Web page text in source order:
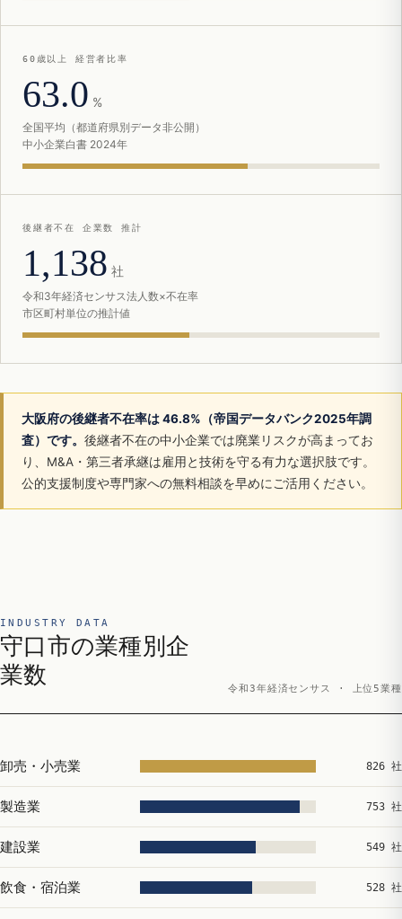
60歳以上 経営者比率
63.0 %
全国平均（都道府県別データ非公開）
中小企業白書 2024年
後継者不在 企業数 推計
1,138 社
令和3年経済センサス法人数×不在率
市区町村単位の推計値
大阪府の後継者不在率は 46.8%（帝国データバンク2025年調
査）です。 後継者不在の中小企業では廃業リスクが高まってお
り、M&A・第三者承継は雇用と技術を守る有力な選択肢です。
公的支援制度や専門家への無料相談を早めにご活用ください。
INDUSTRY DATA
守口市の業種別企
業数
令和3年経済センサス · 上位5業種
卸売・小売業 826 社
製造業 753 社
建設業 549 社
飲食・宿泊業 528 社